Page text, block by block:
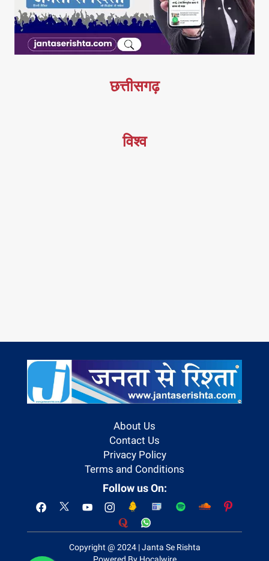
छत्तीसगढ़
विश्व
About Us
Contact Us
Privacy Policy
Terms and Conditions
Follow us On:
Copyright @ 2024 | Janta Se Rishta